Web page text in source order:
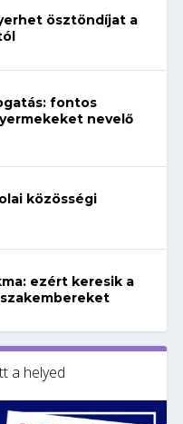
ösztöndíjat a
fontos
nevelő
közösségi
ezért keresik a
a helyed